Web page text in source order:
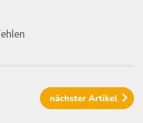
nächster Artikel